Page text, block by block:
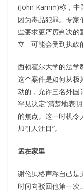
(John Kamm)称，中
因为毒品犯罪。专家
些要求更严厉判决的
立，可能会受到执政
西顿霍尔大学的法学
这个案件是如何从极
动的，允许三名外国
罕见决定“清楚地表
的焦点。这一时机令
加引人注目”。
孟在家里
谢伦贝格声称自己是
时间向驳回他第一次